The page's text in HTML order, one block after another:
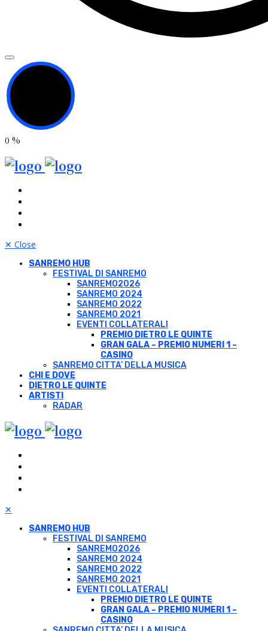
0 %
✕ Close
SANREMO HUB
FESTIVAL DI SANREMO
SANREMO2026
SANREMO 2024
SANREMO 2022
SANREMO 2021
EVENTI COLLATERALI
PREMIO DIETRO LE QUINTE
GRAN GALA – PREMIO NUMERI 1 –
CASINO
SANREMO CITTA’ DELLA MUSICA
CHI E DOVE
DIETRO LE QUINTE
ARTISTI
RADAR
✕
SANREMO HUB
FESTIVAL DI SANREMO
SANREMO2026
SANREMO 2024
SANREMO 2022
SANREMO 2021
EVENTI COLLATERALI
PREMIO DIETRO LE QUINTE
GRAN GALA – PREMIO NUMERI 1 –
CASINO